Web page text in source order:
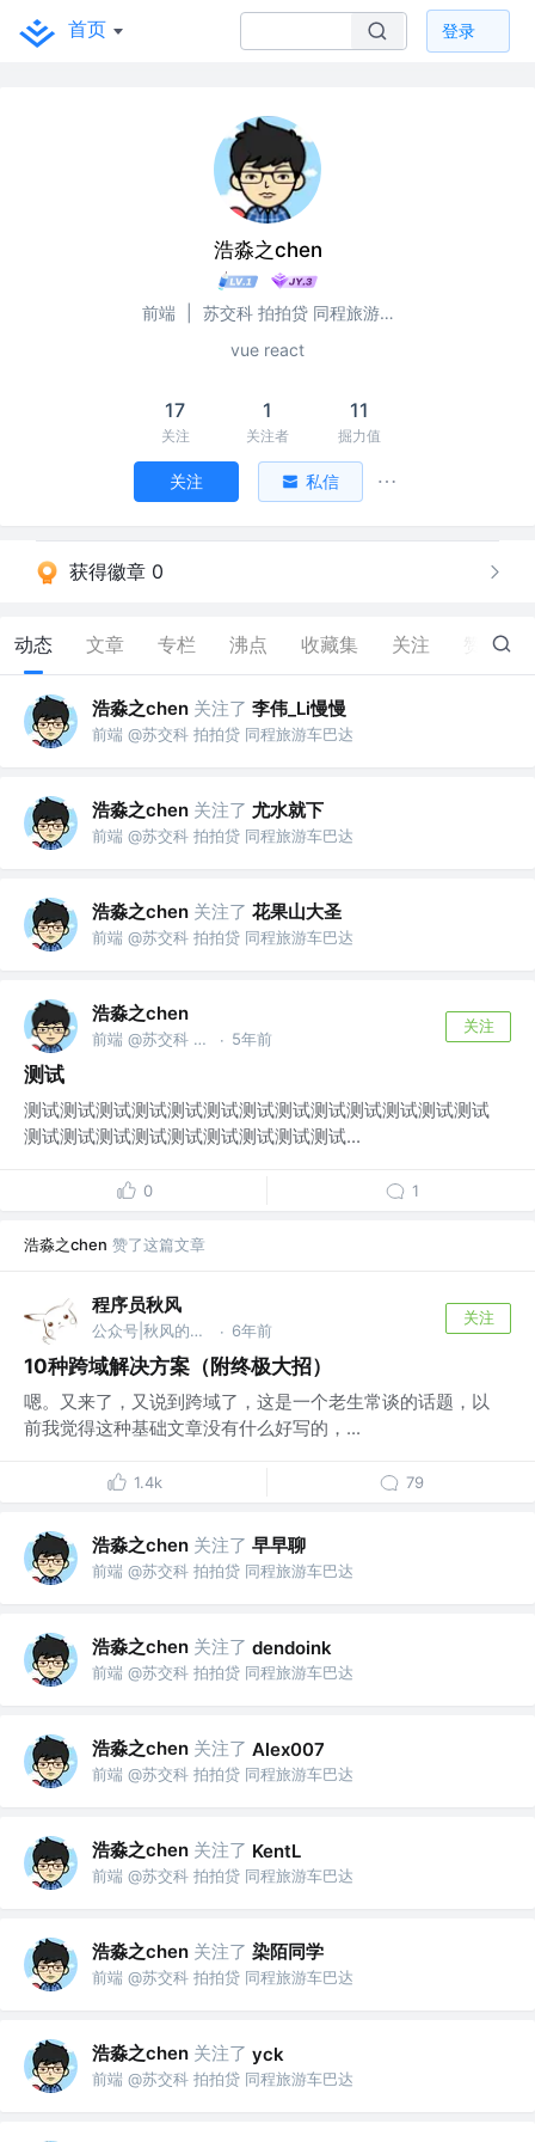
首页 登录
浩淼之chen
前端
苏交科 拍拍贷 同程旅游车巴达
vue react
17
关注
1
关注者
11
掘力值
关注 私信
获得徽章 0
动态 文章 专栏 沸点 收藏集 关注 19
浩淼之chen 关注了 李伟_Li慢慢
前端 @苏交科 拍拍贷 同程旅游车巴达
浩淼之chen 关注了 尤水就下
前端 @苏交科 拍拍贷 同程旅游车巴达
浩淼之chen 关注了 花果山大圣
前端 @苏交科 拍拍贷 同程旅游车巴达
浩淼之chen
前端 @苏交科 拍拍贷 同程旅游车巴达 · 5年前
关注
测试
测试测试测试测试测试测试测试测试测试测试测试测试测试
测试测试测试测试测试测试测试测试测试...
0 1
浩淼之chen 赞了这篇文章
程序员秋风
公众号|秋风的笔记 @zerolty · 6年前
关注
10种跨域解决方案（附终极大招）
嗯。又来了，又说到跨域了，这是一个老生常谈的话题，以
前我觉得这种基础文章没有什么好写的，...
1.4k 79
浩淼之chen 关注了 早早聊
前端 @苏交科 拍拍贷 同程旅游车巴达
浩淼之chen 关注了 dendoink
前端 @苏交科 拍拍贷 同程旅游车巴达
浩淼之chen 关注了 Alex007
前端 @苏交科 拍拍贷 同程旅游车巴达
浩淼之chen 关注了 KentL
前端 @苏交科 拍拍贷 同程旅游车巴达
浩淼之chen 关注了 染陌同学
前端 @苏交科 拍拍贷 同程旅游车巴达
浩淼之chen 关注了 yck
前端 @苏交科 拍拍贷 同程旅游车巴达